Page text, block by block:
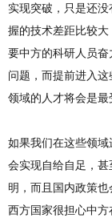
实现突破，只是还
握的技术差距比较
要中方的科研人员
问题，而提前进入
领域的人才将会是最
如果我们在这些领
会实现自给自足，
明，而且国内政策
西方国家很担心中